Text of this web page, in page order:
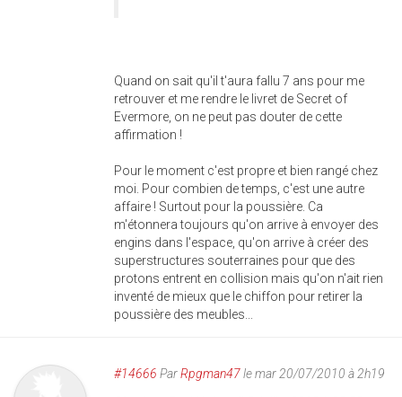
Quand on sait qu'il t'aura fallu 7 ans pour me
retrouver et me rendre le livret de Secret of
Evermore, on ne peut pas douter de cette
affirmation !
Pour le moment c'est propre et bien rangé chez
moi. Pour combien de temps, c'est une autre
affaire ! Surtout pour la poussière. Ca
m'étonnera toujours qu'on arrive à envoyer des
engins dans l'espace, qu'on arrive à créer des
superstructures souterraines pour que des
protons entrent en collision mais qu'on n'ait rien
inventé de mieux que le chiffon pour retirer la
poussière des meubles...
#14666 ParRpgman47le mar 20/07/2010 à 2h19